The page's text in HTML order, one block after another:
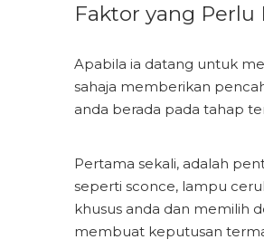
Faktor yang
Apabila ia datang untuk
sahaja memberikan
anda berada pada tahap
Pertama sekali, adalah
seperti sconce, lampu
khusus anda dan memilih
membuat keputusan